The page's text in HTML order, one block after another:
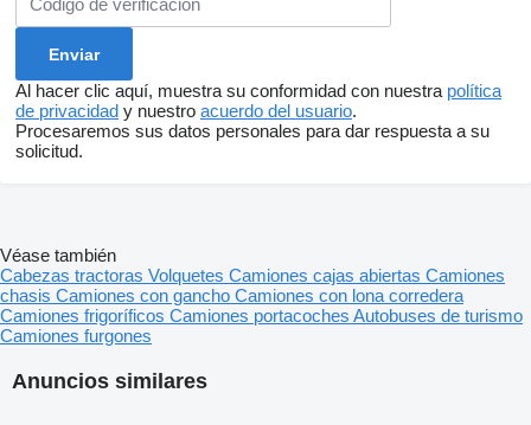
Al hacer clic aquí, muestra su conformidad con nuestra política
de privacidad y nuestro acuerdo del usuario.
Procesaremos sus datos personales para dar respuesta a su
solicitud.
Anuncios similares
Véase también
Cabezas tractoras Volquetes Camiones cajas abiertas Camiones
chasis Camiones con gancho Camiones con lona corredera
Camiones frigoríficos Camiones portacoches Autobuses de turismo
Camiones furgones